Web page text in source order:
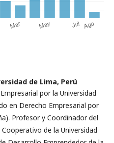
de Lima, Perú
por la Universidad
en Derecho Empresarial por
Profesor y Coordinador del
de la Universidad